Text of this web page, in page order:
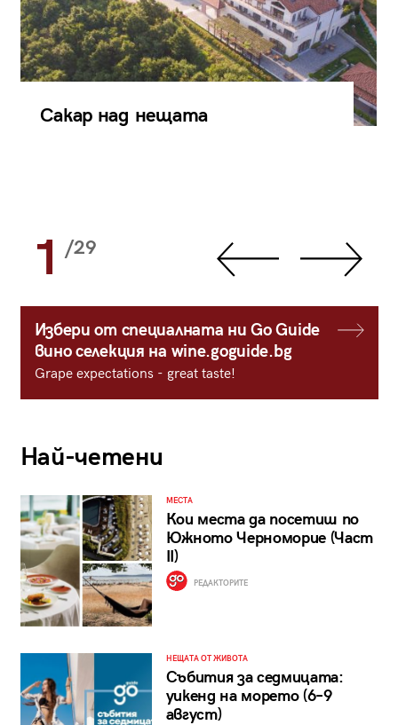
Сакар над нещата
1 /29
Избери от специалната ни Go Guide
вино селекция на wine.goguide.bg
Grape expectations - great taste!
Най-четени
МЕСТА
Кои места да посетиш по
Южното Черноморие (Част
II)
РЕДАКТОРИТЕ
НЕЩАТА ОТ ЖИВОТА
Събития за седмицата:
уикенд на морето (6–9
август)